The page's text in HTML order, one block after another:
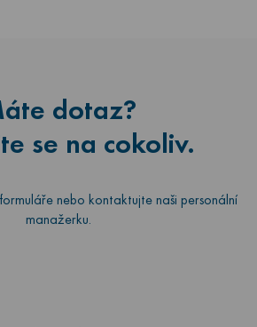
dotaz?
se na cokoliv.
nebo kontaktujte naši personální
manažerku.